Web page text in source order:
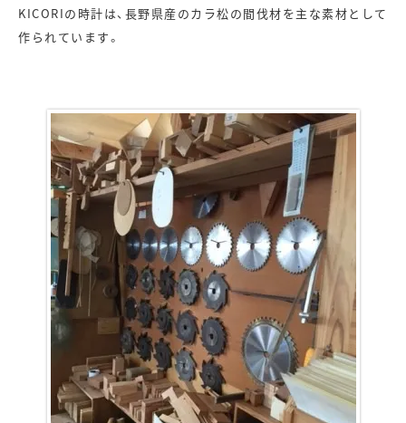
KICORIの時計は、長野県産のカラ松の間伐材を主な素材として
作られています。